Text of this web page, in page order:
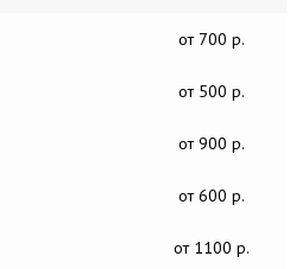
от 700 р.
от 500 р.
от 900 р.
от 600 р.
от 1100 р.